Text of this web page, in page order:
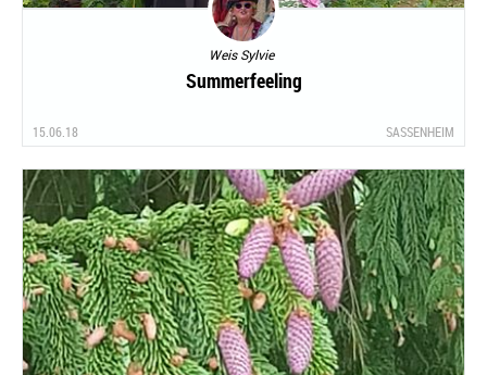
Weis Sylvie
Summerfeeling
15.06.18 SASSENHEIM